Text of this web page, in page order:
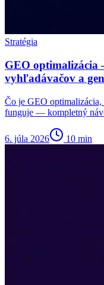
Stratégia
GEO
vyhľadávačov a
Čo je GEO
funguje — kompletný
6. júla 2026 10 min